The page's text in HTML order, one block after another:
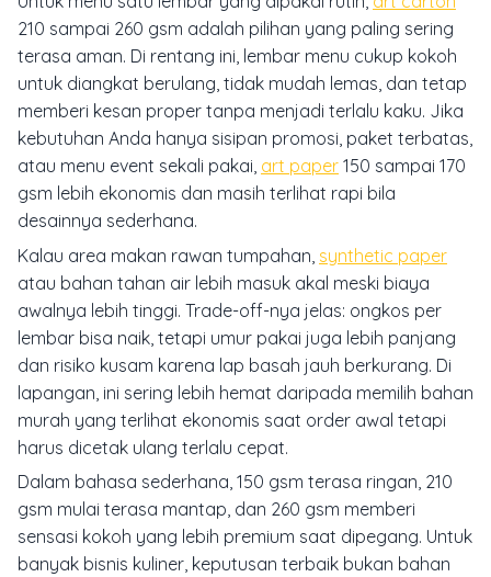
210 sampai 260 gsm adalah pilihan yang paling sering
terasa aman. Di rentang ini, lembar menu cukup kokoh
untuk diangkat berulang, tidak mudah lemas, dan tetap
memberi kesan proper tanpa menjadi terlalu kaku. Jika
kebutuhan Anda hanya sisipan promosi, paket terbatas,
atau menu event sekali pakai, art paper 150 sampai 170
gsm lebih ekonomis dan masih terlihat rapi bila
desainnya sederhana.
Kalau area makan rawan tumpahan, synthetic paper
atau bahan tahan air lebih masuk akal meski biaya
awalnya lebih tinggi. Trade-off-nya jelas: ongkos per
lembar bisa naik, tetapi umur pakai juga lebih panjang
dan risiko kusam karena lap basah jauh berkurang. Di
lapangan, ini sering lebih hemat daripada memilih bahan
murah yang terlihat ekonomis saat order awal tetapi
harus dicetak ulang terlalu cepat.
Dalam bahasa sederhana, 150 gsm terasa ringan, 210
gsm mulai terasa mantap, dan 260 gsm memberi
sensasi kokoh yang lebih premium saat dipegang. Untuk
banyak bisnis kuliner, keputusan terbaik bukan bahan